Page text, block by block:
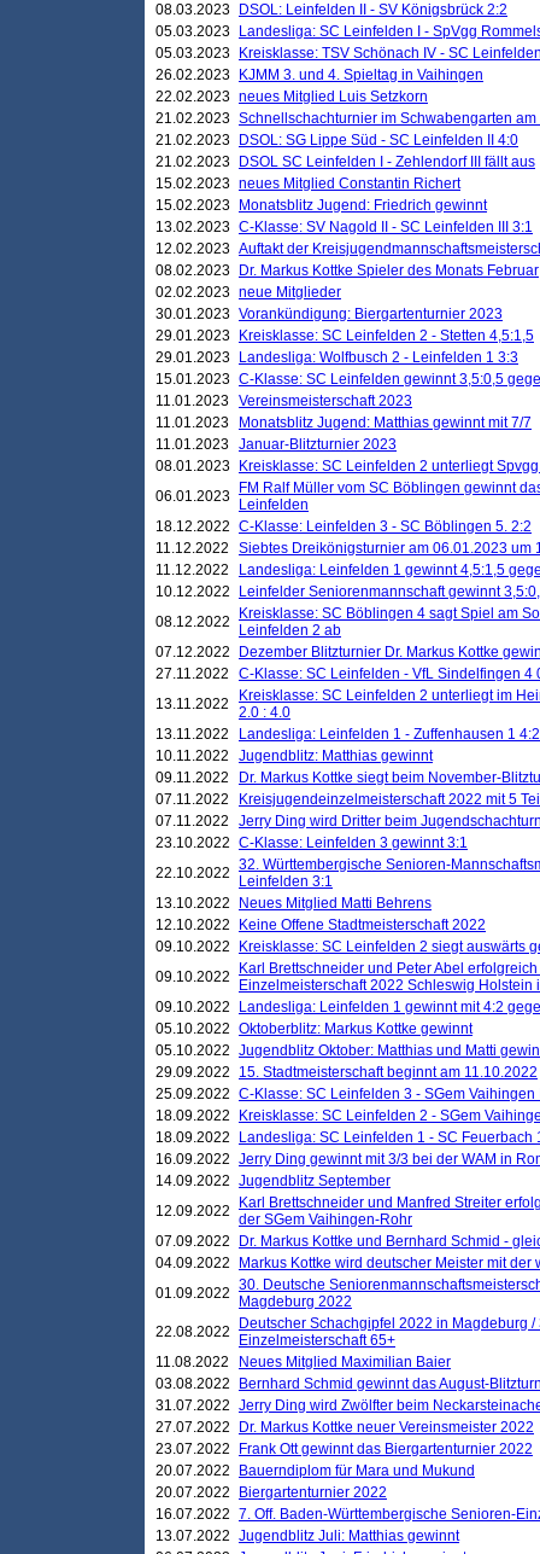
08.03.2023
DSOL: Leinfelden II - SV Königsbrück 2:2
05.03.2023
Landesliga: SC Leinfelden I - SpVgg
05.03.2023
Kreisklasse: TSV Schönach IV - SC
26.02.2023
KJMM 3. und 4. Spieltag in Vaihingen
22.02.2023 neues Mitglied Luis Setzkorn
21.02.2023 Schnellschachturnier im Schwabengarten
21.02.2023
DSOL: SG Lippe Süd - SC Leinfelden II 4:0
21.02.2023
DSOL SC Leinfelden I - Zehlendorf III fällt aus
15.02.2023 neues Mitglied Constantin Richert
15.02.2023
Monatsblitz Jugend: Friedrich gewinnt
13.02.2023 C-Klasse: SV Nagold II - SC Leinfelden III 3:1
12.02.2023 Auftakt der
08.02.2023
Dr. Markus Kottke Spieler des Monats Februar
02.02.2023 neue Mitglieder
30.01.2023 Vorankündigung: Biergartenturnier 2023
29.01.2023
Kreisklasse: SC Leinfelden 2 - Stetten 4,5:1,5
29.01.2023
Landesliga: Wolfbusch 2 - Leinfelden 1 3:3
15.01.2023 C-Klasse: SC Leinfelden gewinnt 3,5:0,5
11.01.2023 Vereinsmeisterschaft 2023
11.01.2023
Monatsblitz Jugend: Matthias gewinnt mit 7/7
11.01.2023 Januar-Blitzturnier 2023
08.01.2023
Kreisklasse: SC Leinfelden 2 unterliegt
06.01.2023
FM Ralf Müller vom SC Böblingen gewinnt
Leinfelden
18.12.2022 C-Klasse: Leinfelden 3 - SC Böblingen 5. 2:2
11.12.2022
Siebtes Dreikönigsturnier am 06.01.2023 um
11.12.2022
Landesliga: Leinfelden 1 gewinnt 4,5:1,5
10.12.2022
Leinfelder Seniorenmannschaft gewinnt
08.12.2022
Kreisklasse: SC Böblingen 4 sagt Spiel am
Leinfelden 2 ab
07.12.2022
Dezember Blitzturnier Dr. Markus Kottke
27.11.2022
C-Klasse: SC Leinfelden - VfL Sindelfingen 4
13.11.2022
Kreisklasse: SC Leinfelden 2 unterliegt im
2.0 : 4.0
13.11.2022
Landesliga: Leinfelden 1 - Zuffenhausen 1 4:2
10.11.2022
Jugendblitz: Matthias gewinnt
09.11.2022
Dr. Markus Kottke siegt beim November-
07.11.2022
Kreisjugendeinzelmeisterschaft 2022 mit 5
07.11.2022
Jerry Ding wird Dritter beim
23.10.2022 C-Klasse: Leinfelden 3 gewinnt 3:1
22.10.2022 32. Württembergische Senioren-
Leinfelden 3:1
13.10.2022
Neues Mitglied Matti Behrens
12.10.2022
Keine Offene Stadtmeisterschaft 2022
09.10.2022
Kreisklasse: SC Leinfelden 2 siegt auswärts
09.10.2022
Karl Brettschneider und Peter Abel
Einzelmeisterschaft 2022 Schleswig Holstein
09.10.2022
Landesliga: Leinfelden 1 gewinnt mit 4:2
05.10.2022 Oktoberblitz: Markus Kottke gewinnt
05.10.2022 Jugendblitz Oktober: Matthias und Matti
29.09.2022
15. Stadtmeisterschaft beginnt am 11.10.2022
25.09.2022 C-Klasse: SC Leinfelden 3 - SGem Vaihingen
18.09.2022
Kreisklasse: SC Leinfelden 2 - SGem
18.09.2022
Landesliga: SC Leinfelden 1 - SC Feuerbach
16.09.2022 Jerry Ding gewinnt mit 3/3 bei der WAM in
14.09.2022 Jugendblitz September
12.09.2022
Karl Brettschneider und Manfred Streiter
der SGem Vaihingen-Rohr
07.09.2022
Dr. Markus Kottke und Bernhard Schmid -
04.09.2022
Markus Kottke wird deutscher Meister mit
01.09.2022 30. Deutsche
Magdeburg 2022
22.08.2022
Deutscher Schachgipfel 2022 in Magdeburg
Einzelmeisterschaft 65+
11.08.2022
Neues Mitglied Maximilian Baier
03.08.2022
Bernhard Schmid gewinnt das August-
31.07.2022 Jerry Ding wird Zwölfter beim
27.07.2022
Dr. Markus Kottke neuer Vereinsmeister 2022
23.07.2022
Frank Ott gewinnt das Biergartenturnier 2022
20.07.2022
Bauerndiplom für Mara und Mukund
20.07.2022
Biergartenturnier 2022
16.07.2022 7. Off. Baden-Württembergische Senioren-
13.07.2022 Jugendblitz Juli: Matthias gewinnt